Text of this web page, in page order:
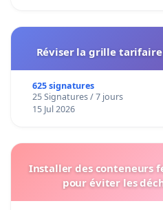
Réviser la grille tarifaire
625 signatures
25 Signatures / 7 jours
15 Jul 2026
Installer des conteneurs
pour éviter les